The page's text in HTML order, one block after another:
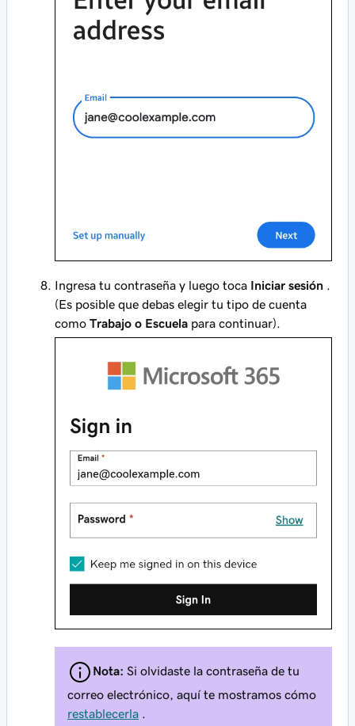
Ingresa tu contraseña y luego toca Iniciar sesión .
(Es posible que debas elegir tu tipo de cuenta
como Trabajo o Escuela para continuar).
Nota: Si olvidaste la contraseña de tu
correo electrónico, aquí te mostramos cómo
restablecerla